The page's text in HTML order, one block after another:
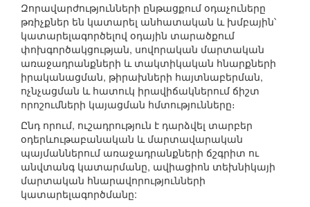
Զորավարժությունների ընթացքում օդաչուները
թռիչքներ են կատարել անհատական և խմբային՝
կատարելագործելով օդային տարածքում
փոխգործակցության, սովորական մարտական
առաջադրանքների և տակտիկական հնարքների
իրականացման, թիրախների հայտնաբերման,
ոչնչացման և հատուկ իրավիճակներում ճիշտ
որոշումների կայացման հմտությունները։
Ընդ որում, ուշադրություն է դարձվել տարբեր
օդերևութաբանական և մարտավարական
պայմաններում առաջադրանքների ճշգրիտ ու
անվտանգ կատարմանը, ավիացիոն տեխնիկայի
մարտական հնարավորությունների
կատարելագործմանը: